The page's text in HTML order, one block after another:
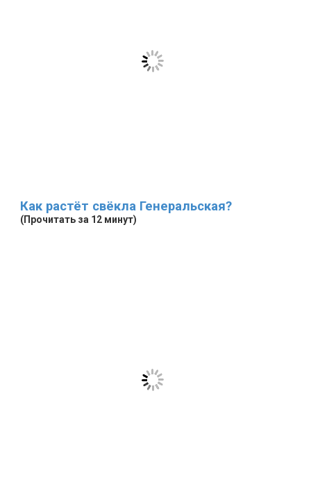
Как растёт свёкла Генеральская?
(Прочитать за 12 минут)